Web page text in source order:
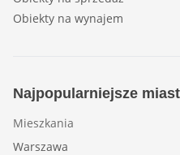
Obiekty na wynajem
Najpopularniejsze
Mieszkania
Warszawa